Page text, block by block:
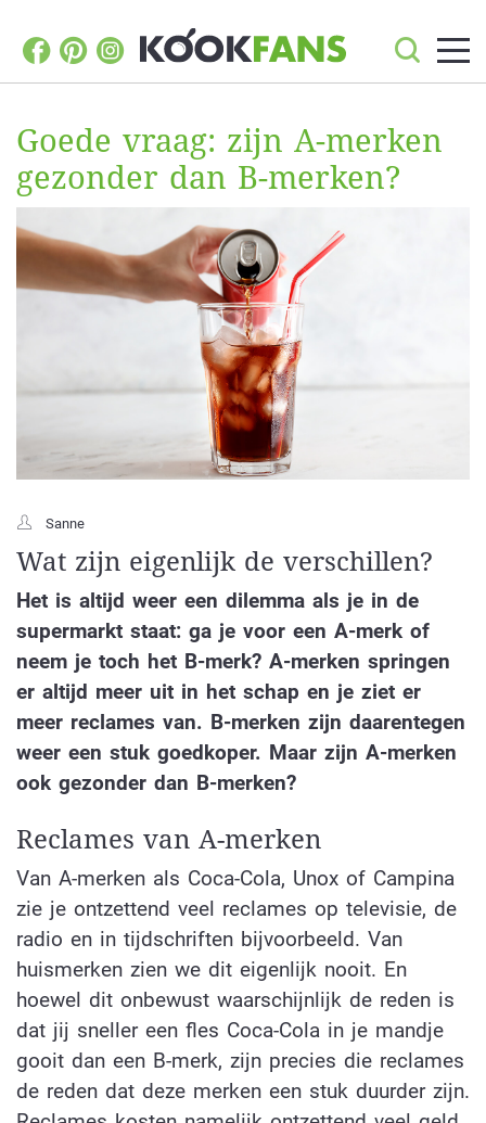
Goede vraag: zijn A-merken
gezonder dan B-merken?
Sanne
Wat zijn eigenlijk de verschillen?
Het is altijd weer een dilemma als je in de
supermarkt staat: ga je voor een A-merk of
neem je toch het B-merk? A-merken springen
er altijd meer uit in het schap en je ziet er
meer reclames van. B-merken zijn daarentegen
weer een stuk goedkoper. Maar zijn A-merken
ook gezonder dan B-merken?
Reclames van A-merken
Van A-merken als Coca-Cola, Unox of Campina
zie je ontzettend veel reclames op televisie, de
radio en in tijdschriften bijvoorbeeld. Van
huismerken zien we dit eigenlijk nooit. En
hoewel dit onbewust waarschijnlijk de reden is
dat jij sneller een fles Coca-Cola in je mandje
gooit dan een B-merk, zijn precies die reclames
de reden dat deze merken een stuk duurder zijn.